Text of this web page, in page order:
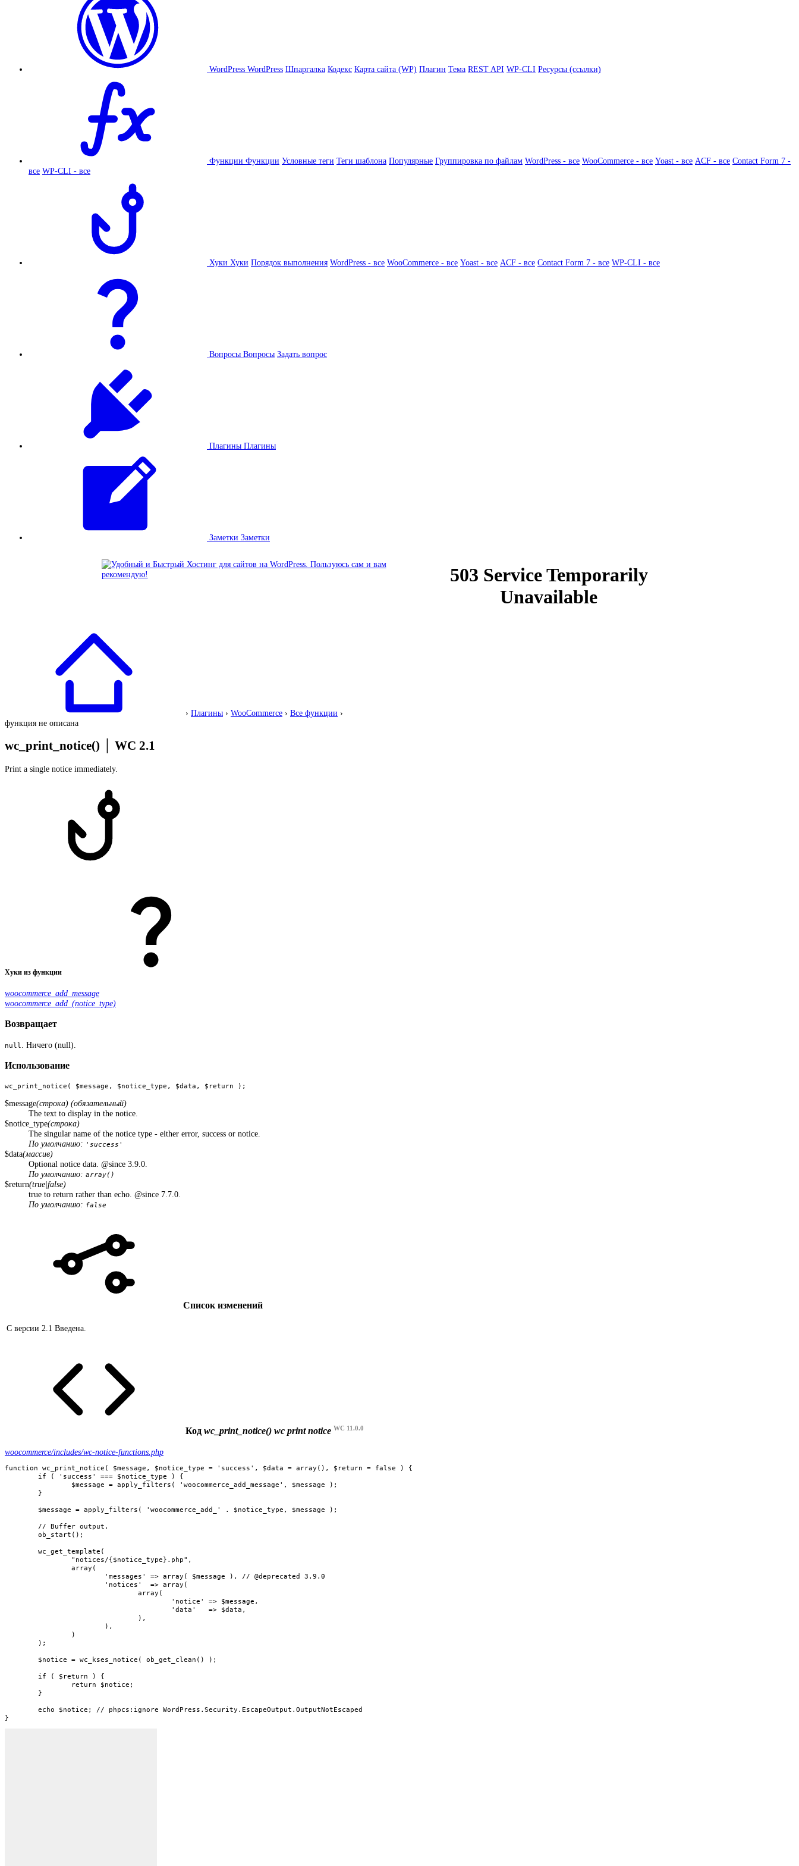
WordPress WordPress Шпаргалка Кодекс Карта сайта (WP) Плагин Тема REST API WP-CLI Ресурсы (ссылки)
Функции Функции Условные теги Теги шаблона Популярные Группировка по файлам WordPress - все WooCommerce - все Yoast - все ACF - все Contact Form 7 -
все WP-CLI - все
Хуки Хуки Порядок выполнения WordPress - все WooCommerce - все Yoast - все ACF - все Contact Form 7 - все WP-CLI - все
Вопросы Вопросы Задать вопрос
Плагины Плагины
Заметки Заметки
› Плагины › WooCommerce › Все функции ›
функция не описана
wc_print_notice() WC 2.1
Print a single notice immediately.
Хуки из функции
woocommerce_add_message
woocommerce_add_(notice_type)
Возвращает
null . Ничего (null).
Использование
wc_print_notice( $message, $notice_type, $data, $return );
$message(строка) (обязательный)
The text to display in the notice.
$notice_type(строка)
The singular name of the notice type - either error, success or notice.
По умолчанию: 'success'
$data(массив)
Optional notice data. @since 3.9.0.
По умолчанию: array()
$return(true|false)
true to return rather than echo. @since 7.7.0.
По умолчанию: false
Список изменений
С версии 2.1 Введена.
Код wc_print_notice() wc print notice WC 11.0.0
woocommerce/includes/wc-notice-functions.php
function wc_print_notice( $message, $notice_type = 'success', $data = array(), $return = false ) {
}